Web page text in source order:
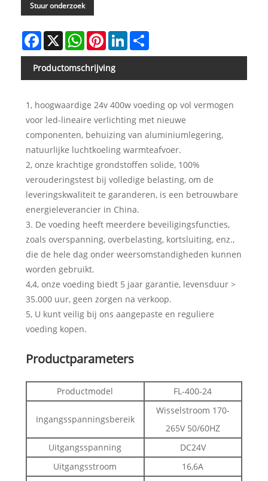
Stuur onderzoek
Facebook
X WhatsAppPinterestLinkedIn
Productomschrijving
1, hoogwaardige 24v 400w voeding op vol vermogen
voor led-lineaire verlichting met nieuwe
componenten, behuizing van aluminiumlegering,
natuurlijke luchtkoeling warmteafvoer.
2, onze krachtige grondstoffen solide, 100%
verouderingstest bij volledige belasting, om de
leveringskwaliteit te garanderen, is een betrouwbare
energieleverancier in China.
3. De voeding heeft meerdere beveiligingsfuncties,
zoals overspanning, overbelasting, kortsluiting, enz.,
die de hele dag onder weersomstandigheden kunnen
worden gebruikt.
4,4, onze voeding biedt 5 jaar garantie, levensduur >
35.000 uur, geen zorgen na verkoop.
5, U kunt veilig bij ons aangepaste en reguliere
voeding kopen.
Productparameters
Productmodel FL-400-24
Ingangsspanningsbereik
Wisselstroom 170-
265V 50/60HZ
Uitgangsspanning
DC24V
Uitgangsstroom
16,6A